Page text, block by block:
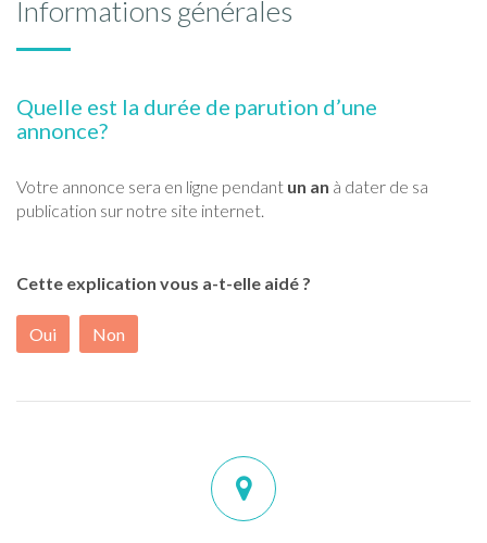
Informations générales
Quelle est la durée de parution d’une
annonce?
Votre annonce sera en ligne pendant un an à dater de sa
publication sur notre site internet.
Cette explication vous a-t-elle aidé ?
Oui Non